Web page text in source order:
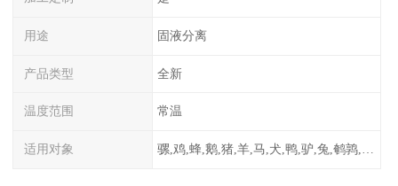
用途 固液分离
产品类型 全新
温度范围 常温
适用对象 骡,鸡,蜂,鹅,猪,羊,马,犬,鸭,驴,兔,鹌鹑,牛,鸽